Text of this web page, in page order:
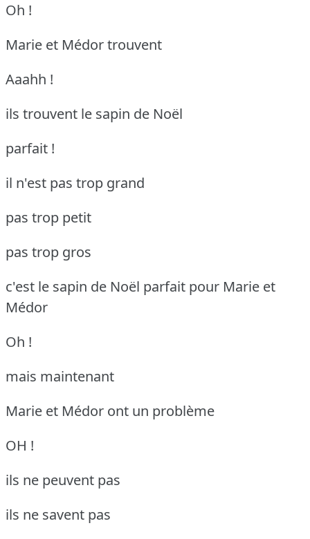
Oh !
Marie et Médor trouvent
Aaahh !
ils trouvent le sapin de Noël
parfait !
il n'est pas trop grand
pas trop petit
pas trop gros
c'est le sapin de Noël parfait pour Marie et
Médor
Oh !
mais maintenant
Marie et Médor ont un problème
OH !
ils ne peuvent pas
ils ne savent pas